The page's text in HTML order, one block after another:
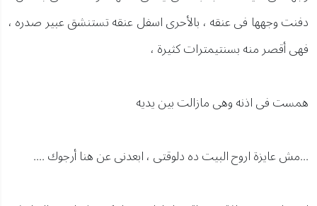
دفنت وجهها فى عنقه ، بالأحرى اسفل عنقه تستنشق عبير صدره ،
فهى أقصر منه بسنتيمترات كثيرة ،
همست فى اذنه وهى مازالت بين يديه
...مش عايزة اروح البيت ده دلوقتى ، ابعدنى عن هنا أرجوك ....